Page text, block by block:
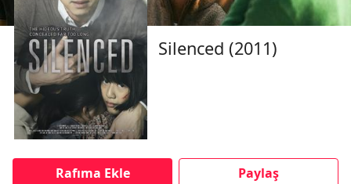
Silenced (2011)
Rafıma Ekle Paylaş